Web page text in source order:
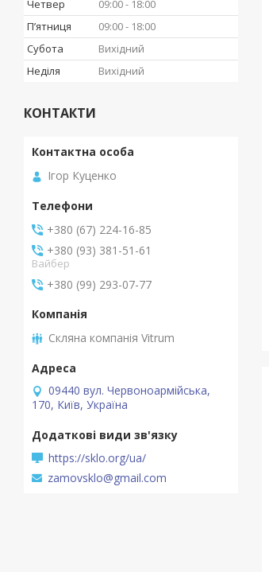
Четвер
09:00
18:00
Пʼятниця
09:00
18:00
Субота
Вихідний
Неділя
Вихідний
КОНТАКТИ
Ігор Куценко
+380 (67) 224-16-85
+380 (93) 381-51-61
Вайбер
+380 (99) 293-07-77
Скляна компанія Vitrum
09440 вул. Червоноармійська,
170, Київ, Україна
https://sklo.org/ua/
zamovsklo@gmail.com